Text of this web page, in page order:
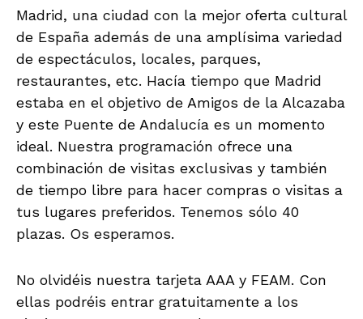
Madrid, una ciudad con la mejor oferta cultural
de España además de una amplísima variedad
de espectáculos, locales, parques,
restaurantes, etc. Hacía tiempo que Madrid
estaba en el objetivo de Amigos de la Alcazaba
y este Puente de Andalucía es un momento
ideal. Nuestra programación ofrece una
combinación de visitas exclusivas y también
de tiempo libre para hacer compras o visitas a
tus lugares preferidos. Tenemos sólo 40
plazas. Os esperamos.
No olvidéis nuestra tarjeta AAA y FEAM. Con
ellas podréis entrar gratuitamente a los